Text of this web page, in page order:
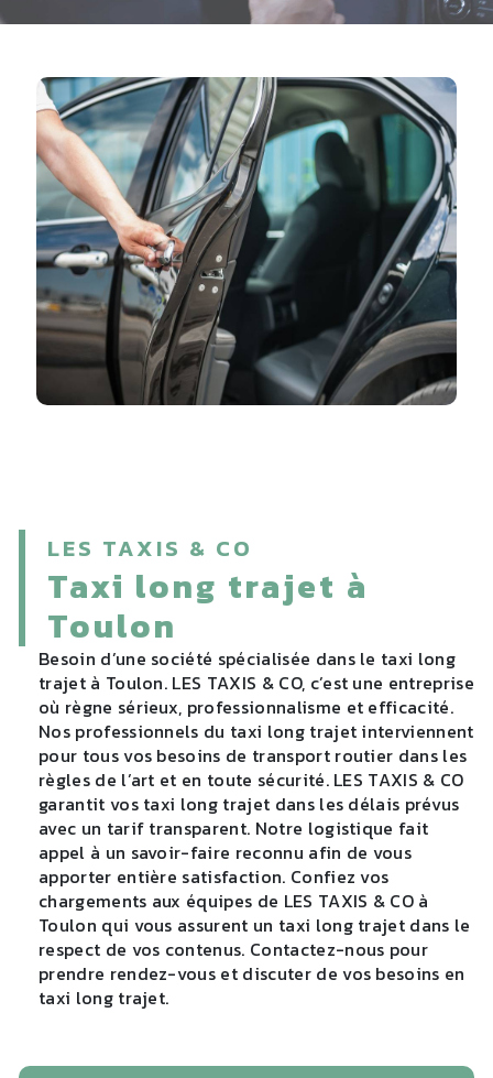
LES TAXIS & CO
taxi long trajet à
Toulon
Besoin d’une société spécialisée dans le taxi long
trajet à Toulon. LES TAXIS & CO, c’est une entreprise
où règne sérieux, professionnalisme et efficacité.
Nos professionnels du taxi long trajet interviennent
pour tous vos besoins de transport routier dans les
règles de l’art et en toute sécurité. LES TAXIS & CO
garantit vos taxi long trajet dans les délais prévus
avec un tarif transparent. Notre logistique fait
appel à un savoir-faire reconnu afin de vous
apporter entière satisfaction. Confiez vos
chargements aux équipes de LES TAXIS & CO à
Toulon qui vous assurent un taxi long trajet dans le
respect de vos contenus. Contactez-nous pour
prendre rendez-vous et discuter de vos besoins en
taxi long trajet.